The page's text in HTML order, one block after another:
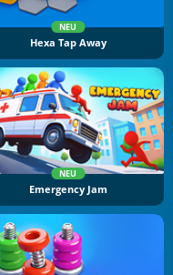
NEU
Hexa Tap Away
NEU
Emergency Jam